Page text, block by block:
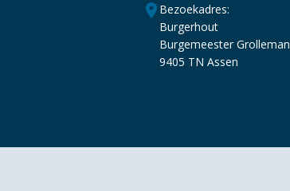
Bezoekadres:
Burgerhout
Burgemeester
9405 TN Assen